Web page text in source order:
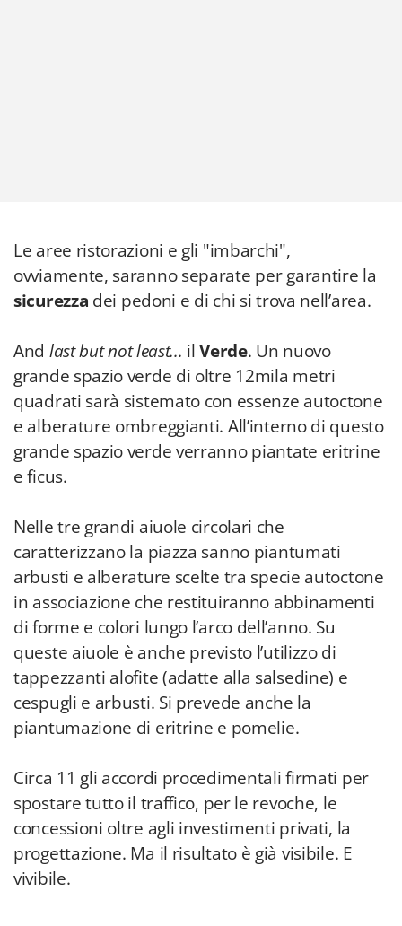
Le aree ristorazioni e gli "imbarchi",
ovviamente, saranno separate per garantire la
sicurezza dei pedoni e di chi si trova nell’area.
And last but not least... ilVerde. Un nuovo
grande spazio verde di oltre 12mila metri
quadrati sarà sistemato con essenze autoctone
e alberature ombreggianti. All’interno di questo
grande spazio verde verranno piantate eritrine
e ficus.
Nelle tre grandi aiuole circolari che
caratterizzano la piazza sanno piantumati
arbusti e alberature scelte tra specie autoctone
in associazione che restituiranno abbinamenti
di forme e colori lungo l’arco dell’anno. Su
queste aiuole è anche previsto l’utilizzo di
tappezzanti alofite (adatte alla salsedine) e
cespugli e arbusti. Si prevede anche la
piantumazione di eritrine e pomelie.
Circa 11 gli accordi procedimentali firmati per
spostare tutto il traffico, per le revoche, le
concessioni oltre agli investimenti privati, la
progettazione. Ma il risultato è già visibile. E
vivibile.